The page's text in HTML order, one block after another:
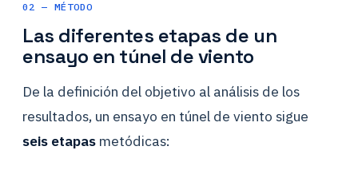
02 — MÉTODO
Las diferentes etapas de un
ensayo en túnel de viento
De la definición del objetivo al análisis de los
resultados, un ensayo en túnel de viento sigue
seis etapas metódicas: